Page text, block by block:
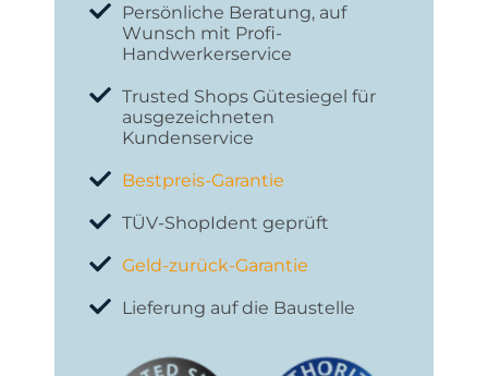
Persönliche Beratung, auf
Wunsch mit Profi-
Handwerkerservice
Trusted Shops Gütesiegel für
ausgezeichneten
Kundenservice
Bestpreis-Garantie
TÜV-ShopIdent geprüft
Geld-zurück-Garantie
Lieferung auf die Baustelle